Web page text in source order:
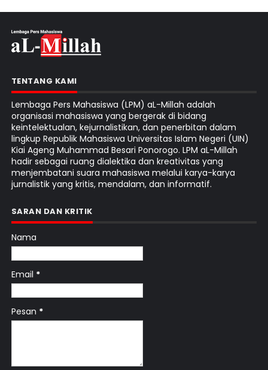
TENTANG KAMI
Lembaga Pers Mahasiswa (LPM) aL-Millah adalah
organisasi mahasiswa yang bergerak di bidang
keintelektualan, kejurnalistikan, dan penerbitan dalam
lingkup Republik Mahasiswa Universitas Islam Negeri (UIN)
Kiai Ageng Muhammad Besari Ponorogo. LPM aL-Millah
hadir sebagai ruang dialektika dan kreativitas yang
menjembatani suara mahasiswa melalui karya-karya
jurnalistik yang kritis, mendalam, dan informatif.
SARAN DAN KRITIK
Nama
Email *
Pesan *